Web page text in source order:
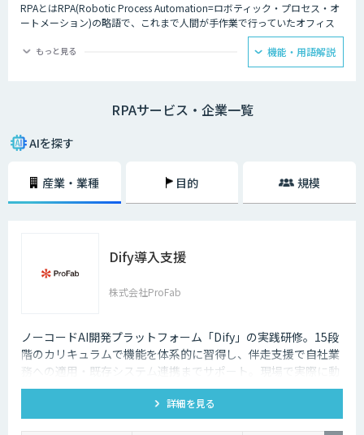
RPAとはRPA(Robotic Process Automation=ロボティック・プロセス・オ
ートメーション)の略語で、これまで人間が手作業で行っていたオフィス
ワークを自動化する仕組みのことです。別名をデジタル・ワークフォー
ス、デジタルレイバーと呼びます。人間がコンピューター上で行う手作業
の業務を操作画面から登録しておくだけで、自動的かつ効率的に処理しま
在、書類作業の多い金融機関や官公庁での導入が進み、その成果が認知さ
単純な作業は人為的なミスが発生しやすいため、それらの作業をすべて手
率化の妨げとなる要素を排除できるという点は、企業にとっても極めて大
人間の場合、休憩や休日を必要としますし、体調によって業務の質が低下
してしまうというケースもあるかもしれません。しかし、RPAはソフトウ
ェアであるため、休息も一切必要なく24時間365日稼働させることができ
るわけです。何より、業務の質を均一化させることもできます。まさに、
もっと見る 機能・用語解説
RPAサービス・企業一覧
AIを探す
産業・業種 目的 規模
Dify導入支援
株式会社ProFab
ノーコードAI開発プラットフォーム「Dify」の実践研修。15段
階のカリキュラムで機能を体系的に習得し、伴走支援で自社業
務への適用・既存システム連携までサポート。現場で実際に動
くAIツールを自分たちで作れる状態を目指します。
詳細を見る